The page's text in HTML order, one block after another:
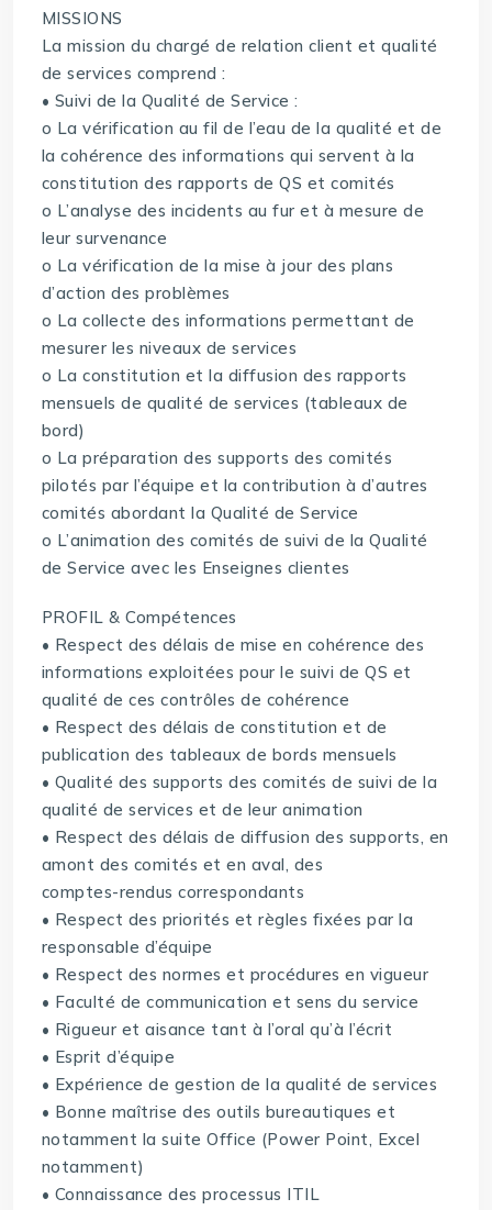
MISSIONS
La mission du chargé de relation client et qualité
de services comprend :
• Suivi de la Qualité de Service :
o La vérification au fil de l’eau de la qualité et de
la cohérence des informations qui servent à la
constitution des rapports de QS et comités
o L’analyse des incidents au fur et à mesure de
leur survenance
o La vérification de la mise à jour des plans
d’action des problèmes
o La collecte des informations permettant de
mesurer les niveaux de services
o La constitution et la diffusion des rapports
mensuels de qualité de services (tableaux de
bord)
o La préparation des supports des comités
pilotés par l’équipe et la contribution à d’autres
comités abordant la Qualité de Service
o L’animation des comités de suivi de la Qualité
de Service avec les Enseignes clientes
PROFIL & Compétences
• Respect des délais de mise en cohérence des
informations exploitées pour le suivi de QS et
qualité de ces contrôles de cohérence
• Respect des délais de constitution et de
publication des tableaux de bords mensuels
• Qualité des supports des comités de suivi de la
qualité de services et de leur animation
• Respect des délais de diffusion des supports, en
amont des comités et en aval, des
comptes-rendus correspondants
• Respect des priorités et règles fixées par la
responsable d’équipe
• Respect des normes et procédures en vigueur
• Faculté de communication et sens du service
• Rigueur et aisance tant à l’oral qu’à l’écrit
• Esprit d’équipe
• Expérience de gestion de la qualité de services
• Bonne maîtrise des outils bureautiques et
notamment la suite Office (Power Point, Excel
notamment)
• Connaissance des processus ITIL